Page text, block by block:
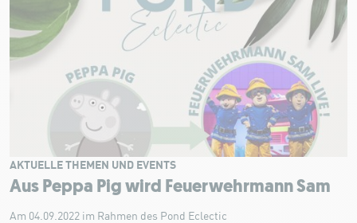
Aus Peppa Pig wird Feuerwehrmann Sam
AKTUELLE THEMEN UND EVENTS
Am 04.09.2022 im Rahmen des Pond Eclectic